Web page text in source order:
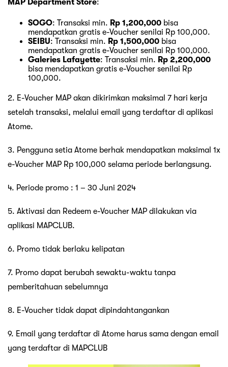
MAP Department Store:
SOGO: Transaksi min. Rp 1,200,000 bisa
mendapatkan gratis e-Voucher senilai Rp 100,000.
SEIBU: Transaksi min. Rp 1,500,000 bisa
mendapatkan gratis e-Voucher senilai Rp 100,000.
Galeries Lafayette: Transaksi min. Rp 2,200,000
bisa mendapatkan gratis e-Voucher senilai Rp
100,000.
2. E-Voucher MAP akan dikirimkan maksimal 7 hari kerja
setelah transaksi, melalui email yang terdaftar di aplikasi
Atome.
3. Pengguna setia Atome berhak mendapatkan maksimal 1x
e-Voucher MAP Rp 100,000 selama periode berlangsung.
4. Periode promo : 1 – 30 Juni 2024
5. Aktivasi dan Redeem e-Voucher MAP dilakukan via
aplikasi MAPCLUB.
6. Promo tidak berlaku kelipatan
7. Promo dapat berubah sewaktu-waktu tanpa
pemberitahuan sebelumnya
8. E-Voucher tidak dapat dipindahtangankan
9. Email yang terdaftar di Atome harus sama dengan email
yang terdaftar di MAPCLUB